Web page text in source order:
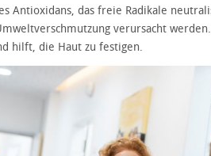
Antioxidans, das freie Radikale
verursacht
hilft, die Haut zu festigen.